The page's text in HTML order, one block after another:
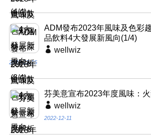
ADM發布2023年風味及色彩
品飲料4大發展新風向(1/4)
wellwiz
2022-12-15
芬美意宣布2023年度風味：
wellwiz
2022-12-11